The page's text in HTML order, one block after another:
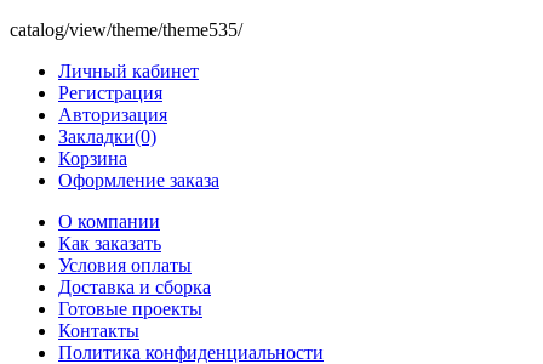
catalog/view/theme/theme535/
Личный кабинет
Регистрация
Авторизация
Закладки(0)
Корзина
Оформление заказа
O компании
Как заказать
Условия оплаты
Доставка и сборка
Готовые проекты
Контакты
Политика конфиденциальности